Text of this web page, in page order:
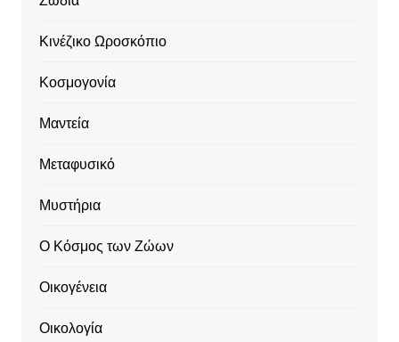
Κινέζικο Ωροσκόπιο
Κοσμογονία
Μαντεία
Μεταφυσικό
Μυστήρια
Ο Κόσμος των Ζώων
Οικογένεια
Οικολογία